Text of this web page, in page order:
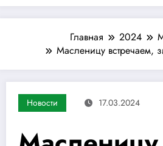
Главная 2024
Масленицу встречаем,
Новости 17.03.2024